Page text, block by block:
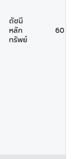
ดัชนี
หลัก
ทรัพย์
60